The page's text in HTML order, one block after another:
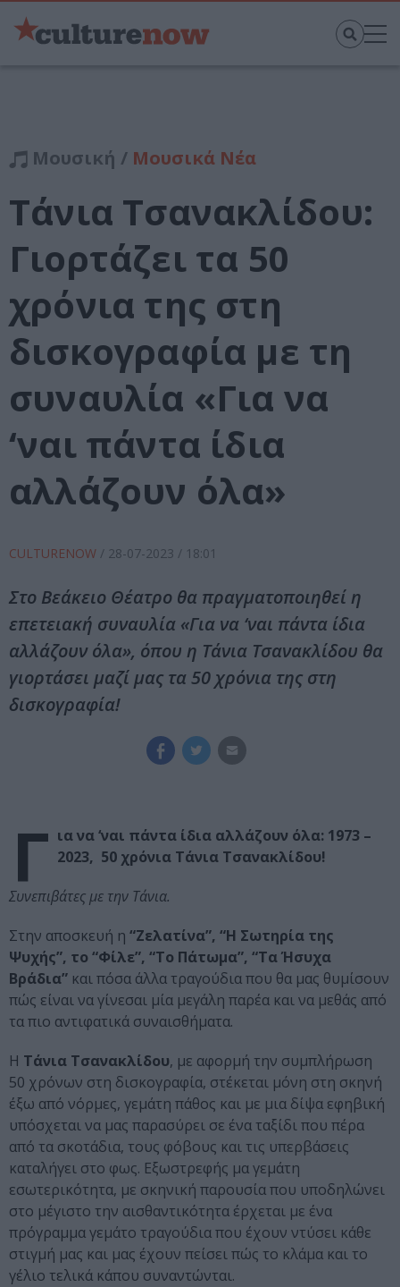
Μουσική / Μουσικά Νέα
Τάνια Τσανακλίδου:
Γιορτάζει τα 50
χρόνια της στη
δισκογραφία με τη
συναυλία «Για να
‘ναι πάντα ίδια
αλλάζουν όλα»
CULTURENOW / 28-07-2023 / 18:01
Στο Βεάκειο Θέατρο θα πραγματοποιηθεί η
επετειακή συναυλία «Για να ‘ναι πάντα ίδια
αλλάζουν όλα», όπου η Τάνια Τσανακλίδου θα
γιορτάσει μαζί μας τα 50 χρόνια της στη
δισκογραφία!
Γ ια να ‘ναι πάντα ίδια αλλάζουν όλα: 1973 –
2023, 50 χρόνια Τάνια Τσανακλίδου!
Συνεπιβάτες με την Τάνια.
Στην αποσκευή η “Ζελατίνα”, “Η Σωτηρία της
Ψυχής”, το “Φίλε”, “Το Πάτωμα”, “Τα Ήσυχα
Βράδια” και πόσα άλλα τραγούδια που θα μας θυμίσουν
πώς είναι να γίνεσαι μία μεγάλη παρέα και να μεθάς από
τα πιο αντιφατικά συναισθήματα.
Η Τάνια Τσανακλίδου, με αφορμή την συμπλήρωση
50 χρόνων στη δισκογραφία, στέκεται μόνη στη σκηνή
έξω από νόρμες, γεμάτη πάθος και με μια δίψα εφηβική
υπόσχεται να μας παρασύρει σε ένα ταξίδι που πέρα
από τα σκοτάδια, τους φόβους και τις υπερβάσεις
καταλήγει στο φως. Εξωστρεφής μα γεμάτη
εσωτερικότητα, με σκηνική παρουσία που υποδηλώνει
στο μέγιστο την αισθαντικότητα έρχεται με ένα
πρόγραμμα γεμάτο τραγούδια που έχουν ντύσει κάθε
στιγμή μας και μας έχουν πείσει πώς το κλάμα και το
γέλιο τελικά κάπου συναντώνται.